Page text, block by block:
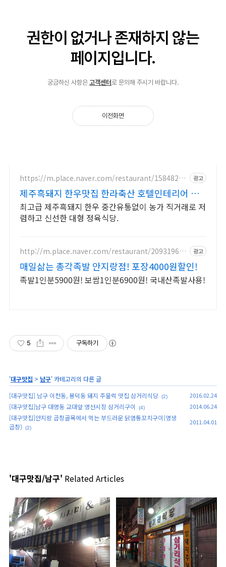
들어가시면 오른쪽에 있습니다.
테이블에도 손님을 받습니다.ㅎㅎ
https://m.place.naver.com/restaurant/15848292
광고
제주흑돼지 한우맛집 한라축산 호텔인테리어 정
육식당
최고급 제주흑돼지 한우 중간유통없이 농가 직거래로 저
렴하고 신선한 대형 정육식당.
http://m.place.naver.com/restaurant/209319623
광고
매일삶는 총각족발 안지랑점! 포장4000원할인!
족발1인분5900원! 보쌈1인분6900원! 국내산족발사용!
5 구독하기
'대구맛집 > 남구' 카테고리의 다른 글
[대구맛집] 남구 이천동, 봉덕동 돼지 주물럭 맛집 삼거리식당 (2) 2016.02.24
[대구맛집]남구 대명동 교대앞 영선시장 삼거리구이 (4) 2014.06.24
[대구맛집]안지랑 곱창골목에서 먹는 부드러운 닭염통꼬치구이(영생
곱창)
(2)
2011.04.01
'대구맛집/남구' Related Articles